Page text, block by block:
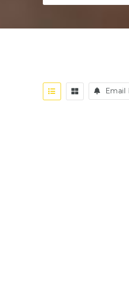
Email